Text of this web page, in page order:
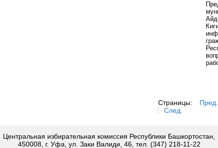
Страницы:
Пред.
След.
Центральная избирательная комиссия Республики Башкортостан,
450008, г. Уфа, ул. Заки Валиди, 46, тел. (347) 218-11-22